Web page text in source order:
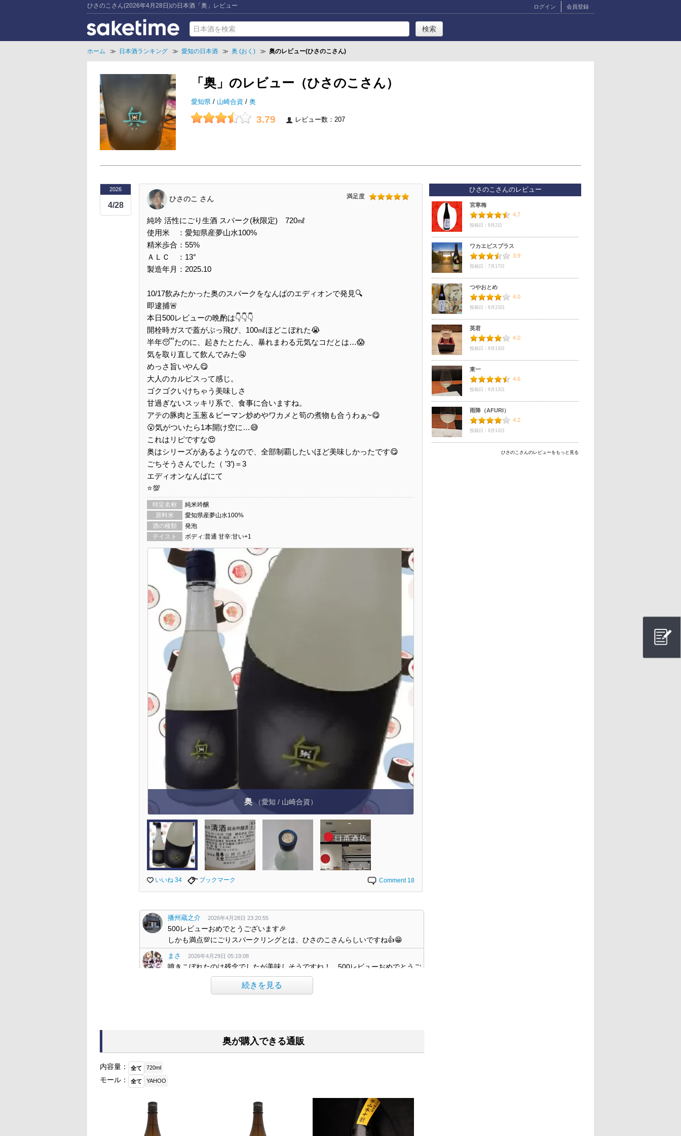
ひさのこさん(2026年4月28日)の日本酒「奥」レビュー ログイン 会員登録
ホーム ≫ 日本酒ランキング ≫ 愛知の日本酒 ≫ 奥 (おく) ≫ 奥のレビュー(ひさのこさん)
「奥」のレビュー（ひさのこさん）
愛知県 / 山崎合資 / 奥
3.79 レビュー数：207
2026
4/28
ひさのこ さん 満足度
純吟 活性にごり生酒 スパーク(秋限定) 720㎖
使用米 ：愛知県産夢山水100%
精米歩合：55%
ＡＬＣ ：13°
製造年月：2025.10
10/17飲みたかった奥のスパークをなんばのエディオンで発見🔍
即逮捕🚨
本日500レビューの晩酌は👇👇👇
開栓時ガスで蓋がぶっ飛び、100㎖ほどこぼれた😭
半年😴たのに、起きたとたん、暴れまわる元気なコだとは…😱
気を取り直して飲んでみた🤤
めっさ旨いやん😋
大人のカルピスって感じ。
ゴクゴクいけちゃう美味しさ
甘過ぎないスッキリ系で、食事に合いますね。
アテの豚肉と玉葱＆ピーマン炒めやワカメと筍の煮物も合うわぁ~😋
😮気がついたら1本開け空に…😅
これはリピですな😍
奥はシリーズがあるようなので、全部制覇したいほど美味しかったです😋
ごちそうさんでした（ ’3‛)＝3
エディオンなんばにて
⭐💯
特定名称
純米吟醸
原料米
愛知県産夢山水100%
酒の種類
発泡
テイスト
ボディ:普通 甘辛:甘い+1
奥 （愛知 / 山崎合資）
いいね 34 ブックマーク Comment 18
播州蔵之介 2026年4月28日 23:20:55
500レビューおめでとうございます🎉
しかも満点💯にごりスパークリングとは、ひさのこさんらしいですね👍😁
まさ 2026年4月29日 05:19:08
噴きこぼれたのは残念でしたが美味しそうですね！ 500レビューおめでとうご
2026年4月29日 05:22:34
500 おめでとうございます！
奥の世界は奥深い
ひさのこ様 今晩わ〜🌛お疲れ様です！ 500レビュー達成おめでとうございま
す🌝 私ももう少しで追いつけそうです！
続きを見る
ひさのこさんのレビュー
宮寒梅
4.7
投稿日：8月2日
ワカエビスプラス
3.9
投稿日：7月17日
つやおとめ
4.0
投稿日：6月23日
英君
4.0
投稿日：6月13日
東一
4.6
投稿日：6月13日
雨降（AFURI）
4.2
投稿日：6月13日
ひさのこさんのレビューをもっと見る
奥が購入できる通販
内容量： 全て 720ml
モール： 全て YAHOO